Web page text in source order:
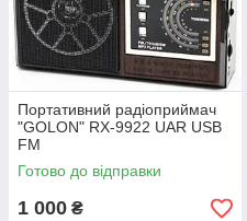
Портативний радіоприймач
"GOLON" RX-9922 UAR USB
FM
Готово до відправки
1 000 ₴